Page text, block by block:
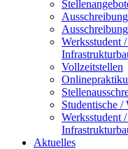
Werksstudent
Vollzeitstellen
Studentische
Werksstudent
Aktuelles